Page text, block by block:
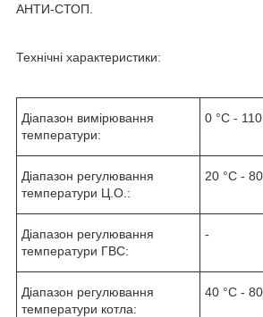
АНТИ-СТОП.
Технічні характеристики:
Діапазон вимірювання
температури:
0 °C -
Діапазон регулювання
температури Ц.О.:
20 °C -
Діапазон регулювання
температури ГВС:
-
Діапазон регулювання
температури котла:
40 °C -